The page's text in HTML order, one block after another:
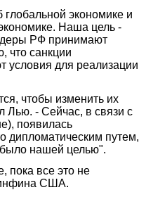
экономике и
Наша цель -
РФ принимают
что санкции
условия для реализации
чтобы изменить их
Лью. - Сейчас, в связи с
появилась
дипломатическим путем,
было нашей целью".
пока все это не
США.